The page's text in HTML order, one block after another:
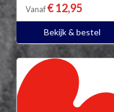
Vanaf € 12,95
Bekijk & bestel